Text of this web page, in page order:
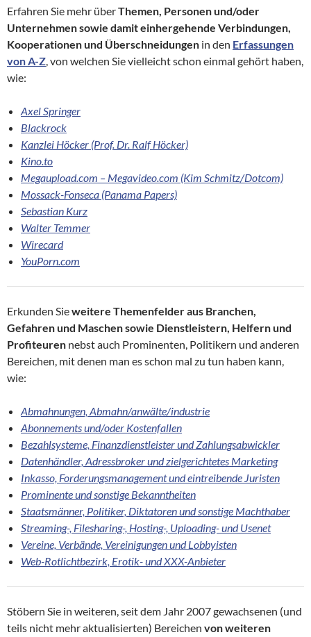
Erfahren Sie mehr überThemen, Personen und/oder
Unternehmensowie damit einhergehende Verbindungen,
Kooperationen und Überschneidungen in den Erfassungen
von A-Z, von welchen Sie vielleicht schon einmal gehört haben,
wie:
Axel Springer
Blackrock
Kanzlei Höcker (Prof. Dr. Ralf Höcker)
Kino.to
Megaupload.com – Megavideo.com (Kim Schmitz/Dotcom)
Mossack-Fonseca (Panama Papers)
Sebastian Kurz
Walter Temmer
Wirecard
YouPorn.com
Erkunden Sieweitere Themenfelder aus Branchen,
Gefahren und Maschen sowie Dienstleistern, Helfern und
Profiteuren nebst auch Prominenten, Politikern und anderen
Bereichen, mit denen man es schon mal zu tun haben kann,
wie:
Abmahnungen, Abmahn/anwälte/industrie
Abonnements und/oder Kostenfallen
Bezahlsysteme, Finanzdienstleister und Zahlungsabwickler
Datenhändler, Adressbroker und zielgerichtetes Marketing
Inkasso, Forderungsmanagement und eintreibende Juristen
Prominente und sonstige Bekanntheiten
Staatsmänner, Politiker, Diktatoren und sonstige Machthaber
Streaming-, Filesharing-, Hosting-, Uploading- und Usenet
Vereine, Verbände, Vereinigungen und Lobbyisten
Web-Rotlichtbezirk, Erotik- und XXX-Anbieter
Stöbern Sie in weiteren, seit dem Jahr 2007 gewachsenen (und
teils nicht mehr aktualisierten) Bereichen von weiteren